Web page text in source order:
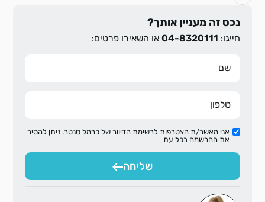
נכס זה מעניין אותך?
חייגו: 04-8320111או השאירו פרטים:
אני מאשר/ת הצטרפות לרשימת הדיוור של כרמל סנטר. ניתן להסיר
את ההרשמה בכל עת
שליחה